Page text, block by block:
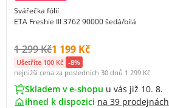
Svářečka fólií
ETA Freshie III 3762 90000 šedá/bílá
Původní cena s DPH:
1 299 KčCena s DPH:
1 199 Kč
Ušetříte 100 Kč -8%
nejnižší cena za posledních 30 dnů 1 299 Kč
Skladem v e-shopu u vás již 10. 8.
ihned k dispozici na 39 prodejnách